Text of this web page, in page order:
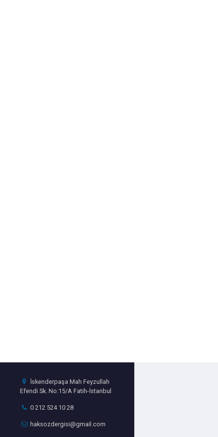
İskenderpaşa Mah Feyzullah
Efendi Sk. No:15/A Fatih-İstanbul
0 212 524 10 28
haksozdergisi@gmail.com